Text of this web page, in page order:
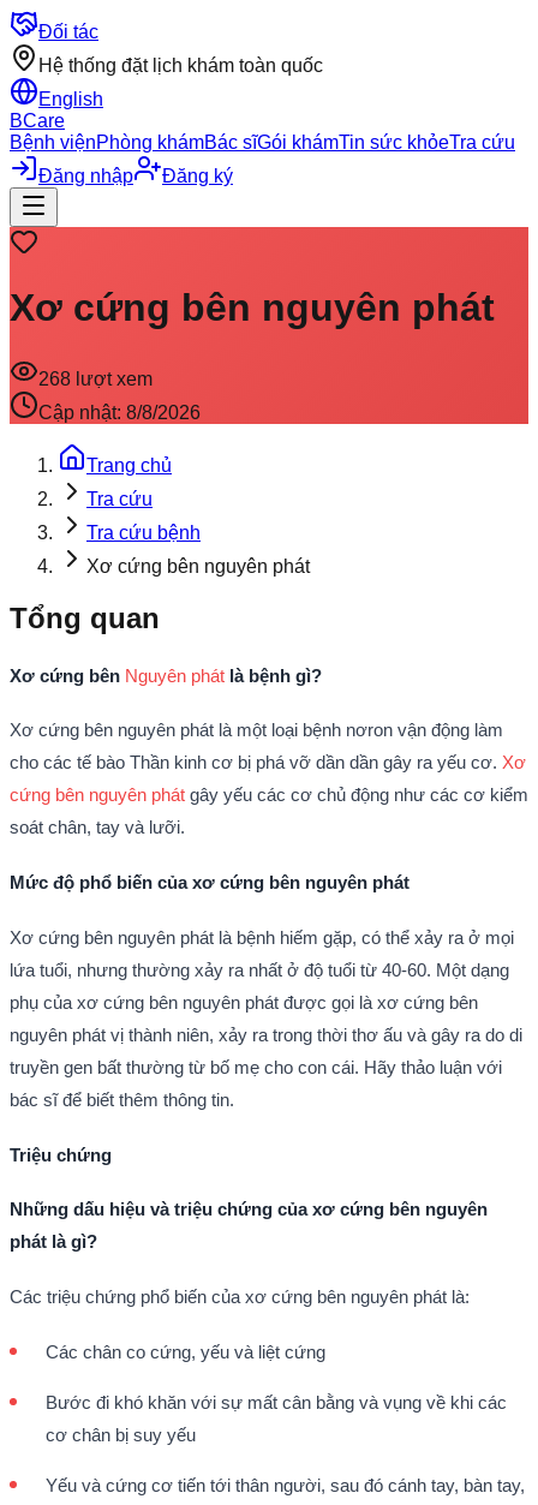
Đối tác
Hệ thống đặt lịch khám toàn quốc
English
BCare
Bệnh việnPhòng khámBác sĩGói khámTin sức khỏeTra cứu
Đăng nhập
Đăng ký
Xơ cứng bên nguyên phát
268 lượt xem
Cập nhật: 8/8/2026
Trang chủ
Tra cứu
Tra cứu bệnh
Xơ cứng bên nguyên phát
Tổng quan
Xơ cứng bên Nguyên phát là bệnh gì?
Xơ cứng bên nguyên phát là một loại bệnh nơron vận động làm
cho các tế bào Thần kinh cơ bị phá vỡ dần dần gây ra yếu cơ. Xơ
cứng bên nguyên phát gây yếu các cơ chủ động như các cơ kiểm
soát chân, tay và lưỡi.
Mức độ phổ biến của xơ cứng bên nguyên phát
Xơ cứng bên nguyên phát là bệnh hiếm gặp, có thể xảy ra ở mọi
lứa tuổi, nhưng thường xảy ra nhất ở độ tuổi từ 40-60. Một dạng
phụ của xơ cứng bên nguyên phát được gọi là xơ cứng bên
nguyên phát vị thành niên, xảy ra trong thời thơ ấu và gây ra do di
truyền gen bất thường từ bố mẹ cho con cái. Hãy thảo luận với
bác sĩ để biết thêm thông tin.
Triệu chứng
Những dấu hiệu và triệu chứng của xơ cứng bên nguyên
phát là gì?
Các triệu chứng phổ biến của xơ cứng bên nguyên phát là:
Các chân co cứng, yếu và liệt cứng
Bước đi khó khăn với sự mất cân bằng và vụng về khi các
cơ chân bị suy yếu
Yếu và cứng cơ tiến tới thân người, sau đó cánh tay, bàn tay,